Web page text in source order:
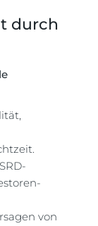
durch
von